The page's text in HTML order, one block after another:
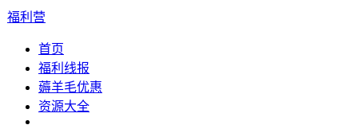
福利营
首页
福利线报
薅羊毛优惠
资源大全